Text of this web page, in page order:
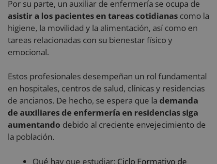
Por su parte, un auxiliar de enfermería se ocupa de
asistir a los pacientes en tareas cotidianas como la
higiene, la movilidad y la alimentación, así como en
tareas relacionadas con su bienestar físico y
emocional.
Estos profesionales desempeñan un rol fundamental
en hospitales, centros de salud, clínicas y residencias
de ancianos. De hecho, se espera que la demanda
de auxiliares de enfermería en residencias siga
aumentando debido al creciente envejecimiento de
la población.
Qué hay que estudiar: Ciclo Formativo de
Nombre
Proveedor
Dominio
Vencimiento Descripción
_ga
Google LLC
1 año 1 mes
Este nombre
Universal
Proveedor /
Dominio
_gcl_au
Nombre
Proveedor /
Dominio
Vencimiento Descripción
__Secure-YNID .youtube.com
5 meses 4
semanas
__Secure-
ROLLOUT_TOKEN
Política de Privacidad de Google